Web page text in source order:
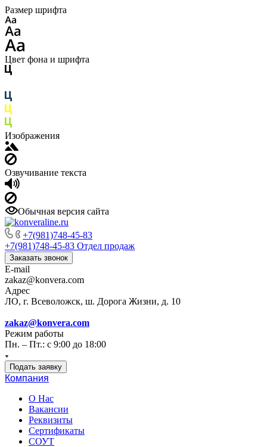
Размер шрифта
Цвет фона и шрифта
Изображения
Озвучивание текста
Обычная версия сайта
+7(981)748-45-83
+7(981)748-45-83 Отдел продаж
Заказать звонок
E-mail
zakaz@konvera.com
Адрес
ЛО, г. Всеволожск, ш. Дорога Жизни, д. 10
zakaz@konvera.com
Режим работы
Пн. – Пт.: с 9:00 до 18:00
Подать заявку
Компания
О Нас
Вакансии
Реквизиты
Сертификаты
СОУТ